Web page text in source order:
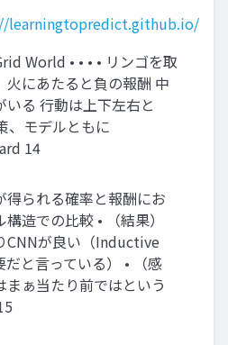
learningtopredict.github.io/
World • • • • リンゴを取
火にあたると負の報酬 中
いる 行動は上下左右と
、モデルともに
14
得られる確率と報酬にお
造での比較 • （結果）
CNNが良い（Inductive
だと言っている） • （感
まぁ当たり前ではという